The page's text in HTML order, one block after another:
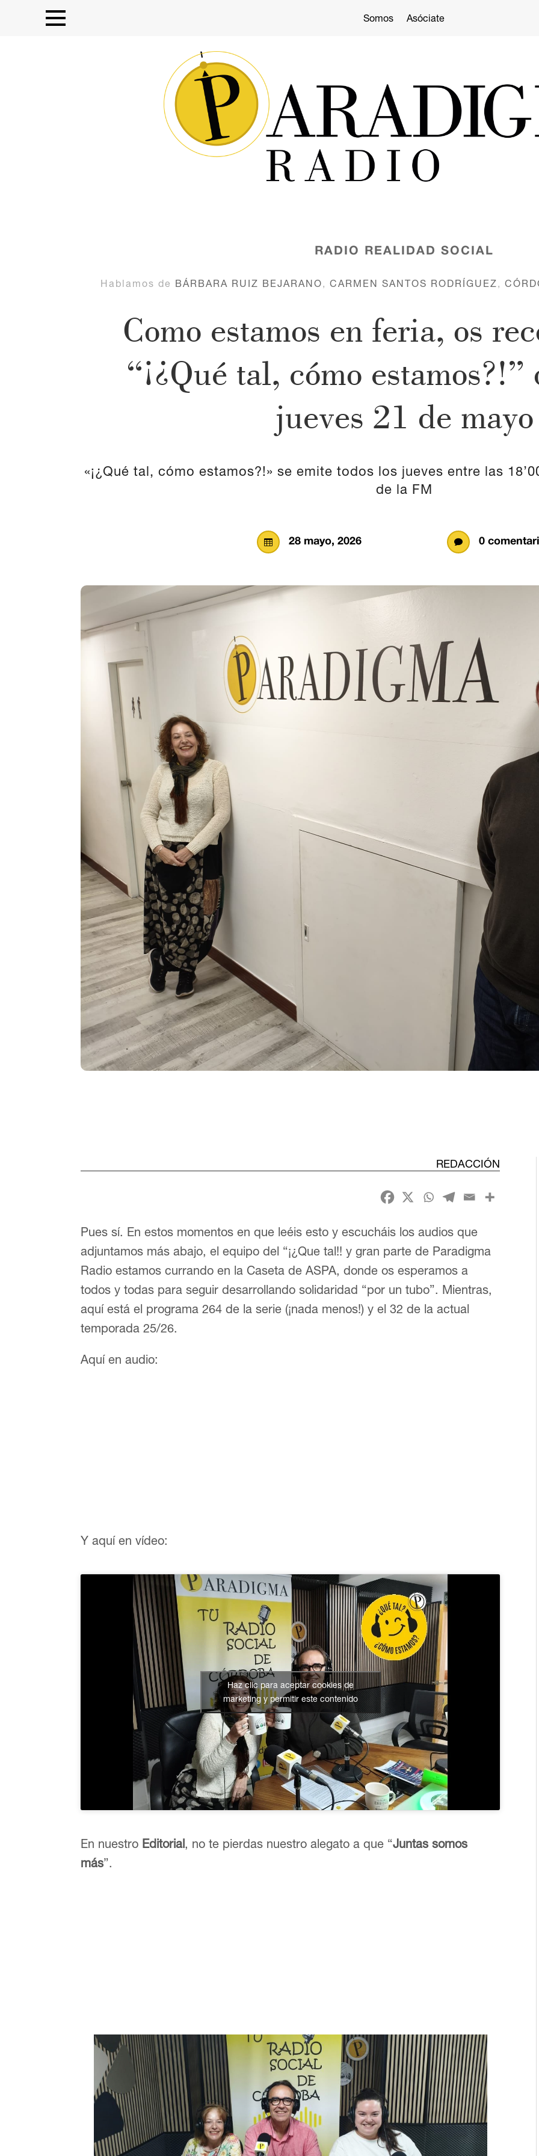
Somos Asóciate
RADIO REALIDAD SOCIAL
Hablamos de BÁRBARA RUIZ BEJARANO, CARMEN SANTOS RODRÍGUEZ,
Como estamos en feria, os
“¡¿Qué tal, cómo
jueves 21 de mayo
«¡¿Qué tal, cómo estamos?!» se emite todos los jueves entre las
de la FM
 28 mayo, 2026  0
REDACCIÓN
Pues sí. En estos momentos en que leéis esto y escucháis los audios que
adjuntamos más abajo, el equipo del “¡¿Que tal!! y gran parte de Paradigma
Radio estamos currando en la Caseta de ASPA, donde os esperamos a
todos y todas para seguir desarrollando solidaridad “por un tubo”. Mientras,
aquí está el programa 264 de la serie (¡nada menos!) y el 32 de la actual
temporada 25/26.
Aquí en audio:
Y aquí en vídeo:
Haz clic para aceptar cookies de
marketing y permitir este contenido
En nuestro Editorial, no te pierdas nuestro alegato a que “Juntas somos
más”.